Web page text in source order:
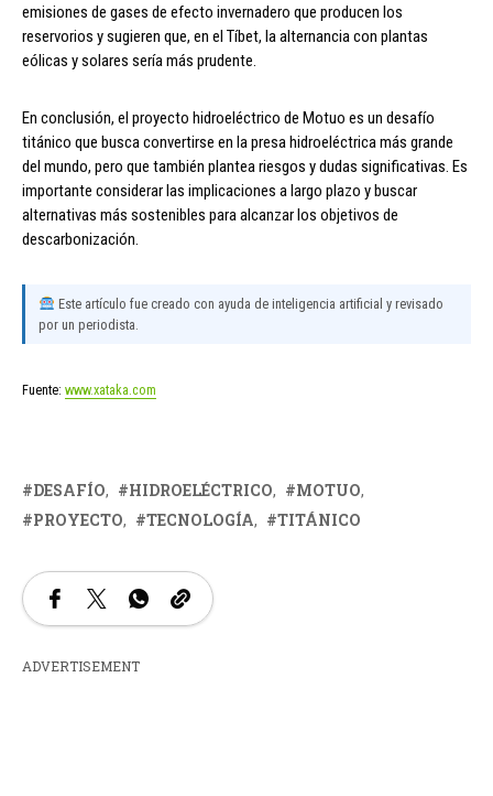
emisiones de gases de efecto invernadero que producen los
reservorios y sugieren que, en el Tíbet, la alternancia con plantas
eólicas y solares sería más prudente.
En conclusión, el proyecto hidroeléctrico de Motuo es un desafío
titánico que busca convertirse en la presa hidroeléctrica más grande
del mundo, pero que también plantea riesgos y dudas significativas. Es
importante considerar las implicaciones a largo plazo y buscar
alternativas más sostenibles para alcanzar los objetivos de
descarbonización.
Este artículo fue creado con ayuda de inteligencia artificial y revisado
por un periodista.
Fuente: www.xataka.com
DESAFÍO HIDROELÉCTRICO
MOTUO
PROYECTO
TECNOLOGÍA TITÁNICO
ADVERTISEMENT